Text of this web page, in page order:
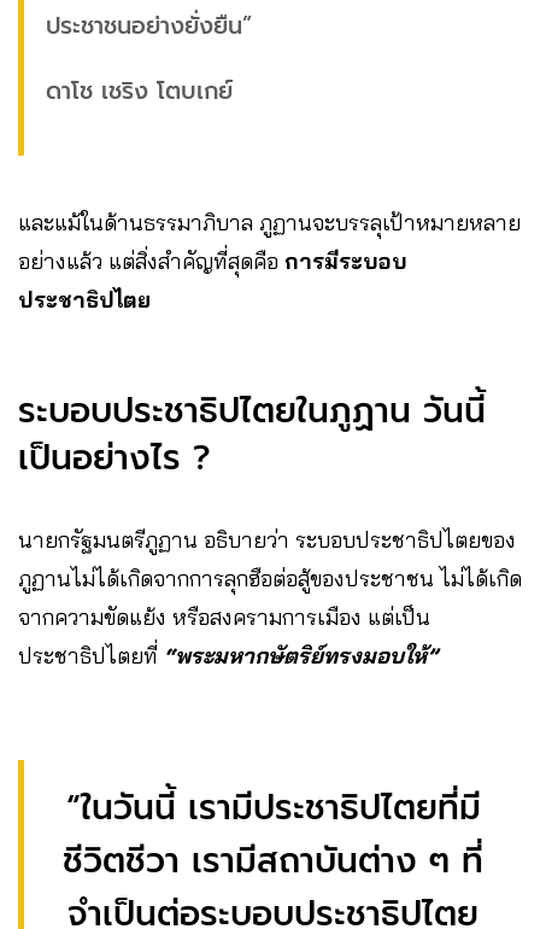
ประชาชนอย่างยั่งยืน”
ดาโช เชริง โตบเกย์
และแม้ในด้านธรรมาภิบาล ภูฏานจะบรรลุเป้าหมายหลาย
อย่างแล้ว แต่สิ่งสำคัญที่สุดคือ การมีระบอบ
ประชาธิปไตย
ระบอบประชาธิปไตยในภูฏาน วันนี้
เป็นอย่างไร ?
นายกรัฐมนตรีภูฏาน อธิบายว่า ระบอบประชาธิปไตยของ
ภูฏานไม่ได้เกิดจากการลุกฮือต่อสู้ของประชาชน ไม่ได้เกิด
จากความขัดแย้ง หรือสงครามการเมือง แต่เป็น
ประชาธิปไตยที่ “พระมหากษัตริย์ทรงมอบให้”
“ในวันนี้ เรามีประชาธิปไตยที่มี
ชีวิตชีวา เรามีสถาบันต่าง ๆ ที่
จำเป็นต่อระบอบประชาธิปไตย